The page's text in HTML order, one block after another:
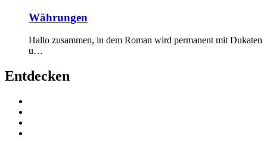
Währungen
Hallo zusammen, in dem Roman wird permanent mit Dukaten
u…
Entdecken